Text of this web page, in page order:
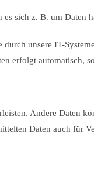
sich z. B. um
unsere IT-
erfolgt automatisch,
Andere Daten
Daten auch für